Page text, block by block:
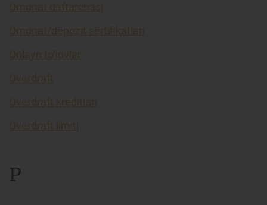
Omonat daftarchasi
Omonat/depozit sertifikatlari
Onlayn to’lovlar
Overdraft
Overdraft kreditlari
Overdraft limiti
P